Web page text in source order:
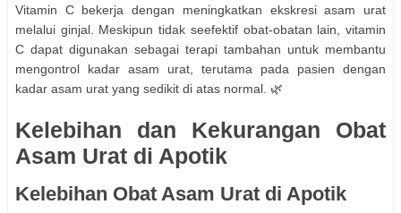
Vitamin C bekerja dengan meningkatkan ekskresi asam urat
melalui ginjal. Meskipun tidak seefektif obat-obatan lain, vitamin
C dapat digunakan sebagai terapi tambahan untuk membantu
mengontrol kadar asam urat, terutama pada pasien dengan
kadar asam urat yang sedikit di atas normal. 🌿
Kelebihan dan Kekurangan Obat
Asam Urat di Apotik
Kelebihan Obat Asam Urat di Apotik